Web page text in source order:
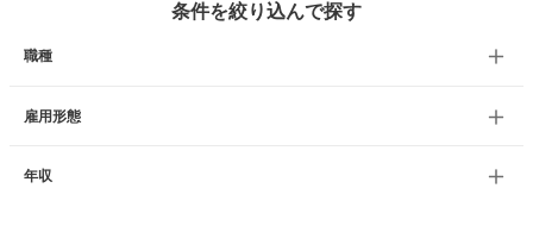
条件を絞り込んで探す
職種
雇用形態
年収